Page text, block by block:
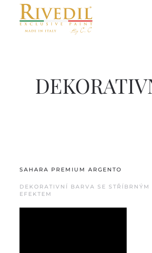
Skip to main content
SAHARA PREMIUM ARGENTO
DEKORATIVNÍ BARVA SE STŘÍBRNÝM
EFEKTEM